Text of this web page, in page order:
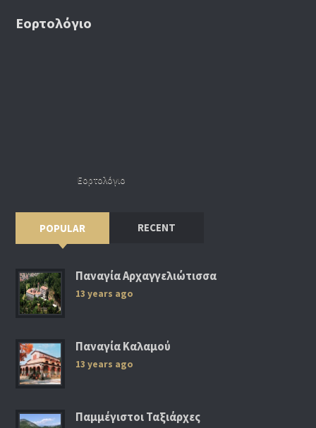
Εορτολόγιο
Εορτολόγιο
POPULAR RECENT
Παναγία Αρχαγγελιώτισσα
13 years ago
Παναγία Καλαμού
13 years ago
Παμμέγιστοι Ταξιάρχες